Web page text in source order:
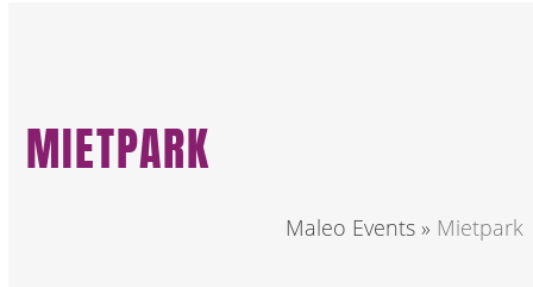
MIETPARK
Maleo Events » Mietpark